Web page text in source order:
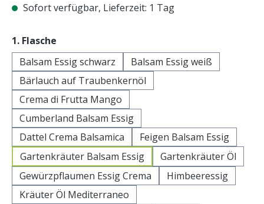
Sofort verfügbar, Lieferzeit: 1 Tag
1. Flasche
Balsam Essig schwarz
Balsam Essig weiß
Bärlauch auf Traubenkernöl
Crema di Frutta Mango
Cumberland Balsam Essig
Dattel Crema Balsamica
Feigen Balsam Essig
Gartenkräuter Balsam Essig
Gartenkräuter Öl
Gewürzpflaumen Essig Crema
Himbeeressig
Kräuter Öl Mediterraneo